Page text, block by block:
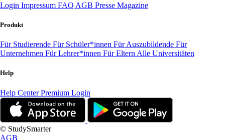
Login Impressum FAQ AGB Presse Magazine
Produkt
Für Studierende Für Schüler*innen Für Auszubildende Für
Unternehmen Für Lehrer*innen Für Eltern Alle Universitäten
Help
Help CenterPremium Login
© StudySmarter
AGB